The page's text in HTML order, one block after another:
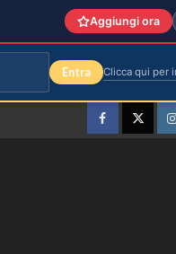
Facebook
Aggiungi ora
Entra Clicca qui per